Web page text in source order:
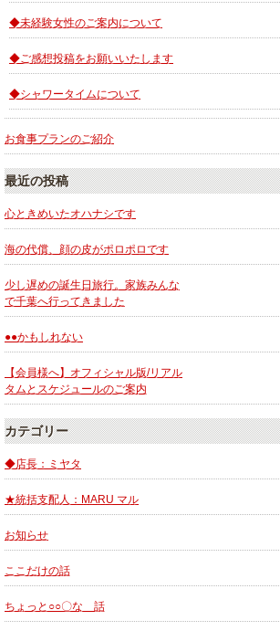
◆未経験女性のご案内について
◆ご感想投稿をお願いいたします
◆シャワータイムについて
お食事プランのご紹介
最近の投稿
心ときめいたオハナシです
海の代償、顔の皮がポロポロです
少し遅めの誕生日旅行。家族みんな
で千葉へ行ってきました
●●かもしれない
【会員様へ】オフィシャル版/リアル
タムとスケジュールのご案内
カテゴリー
◆店長：ミヤタ
★統括支配人：MARU マル
お知らせ
ここだけの話
ちょっと○○〇な 話